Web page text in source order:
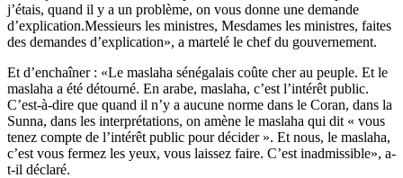
j’étais, quand il y a un problème, on vous donne une demande
d’explication.Messieurs les ministres, Mesdames les ministres, faites
des demandes d’explication», a martelé le chef du gouvernement.
Et d’enchaîner : «Le maslaha sénégalais coûte cher au peuple. Et le
maslaha a été détourné. En arabe, maslaha, c’est l’intérêt public.
C’est-à-dire que quand il n’y a aucune norme dans le Coran, dans la
Sunna, dans les interprétations, on amène le maslaha qui dit « vous
tenez compte de l’intérêt public pour décider ». Et nous, le maslaha,
c’est vous fermez les yeux, vous laissez faire. C’est inadmissible», a-
t-il déclaré.